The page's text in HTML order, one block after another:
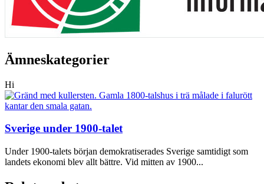
Ämneskategorier
Hi
Sverige under 1900-talet
Under 1900-talets början demokratiserades Sverige samtidigt som
landets ekonomi blev allt bättre. Vid mitten av 1900...